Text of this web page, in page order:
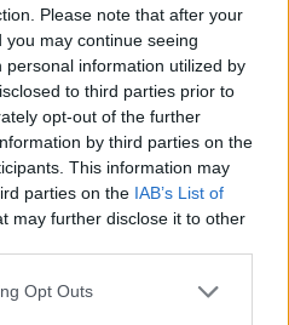
Please note that after your
may continue seeing
information utilized by
to third parties prior to
opt-out of the further
by third parties on the
This information may
parties on the IAB’s List of
may further disclose it to other
app uses one or more Google
Opt Outs